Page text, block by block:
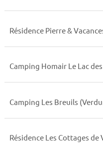
Résidence Pierre &
Camping Homair Le Lac
Camping Les Breuils
Résidence Les Cottages de